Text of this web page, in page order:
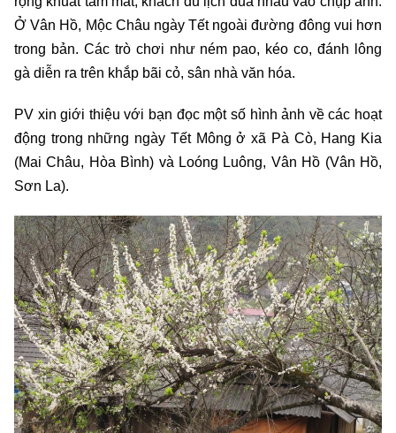
Ở Vân Hồ, Mộc Châu ngày Tết ngoài đường đông vui hơn
trong bản. Các trò chơi như ném pao, kéo co, đánh lông
gà diễn ra trên khắp bãi cỏ, sân nhà văn hóa.
PV xin giới thiệu với bạn đọc một số hình ảnh về các hoạt
động trong những ngày Tết Mông ở xã Pà Cò, Hang Kia
(Mai Châu, Hòa Bình) và Loóng Luông, Vân Hồ (Vân Hồ,
Sơn La).